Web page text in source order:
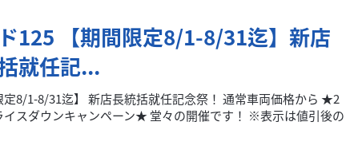
125 【期間限定8/1-8/31迄】新店
就任記...
定8/1-8/31迄】 新店長統括就任記念祭！ 通常車両価格から ★2
イスダウンキャンペーン★ 堂々の開催です！ ※表示は値引後の